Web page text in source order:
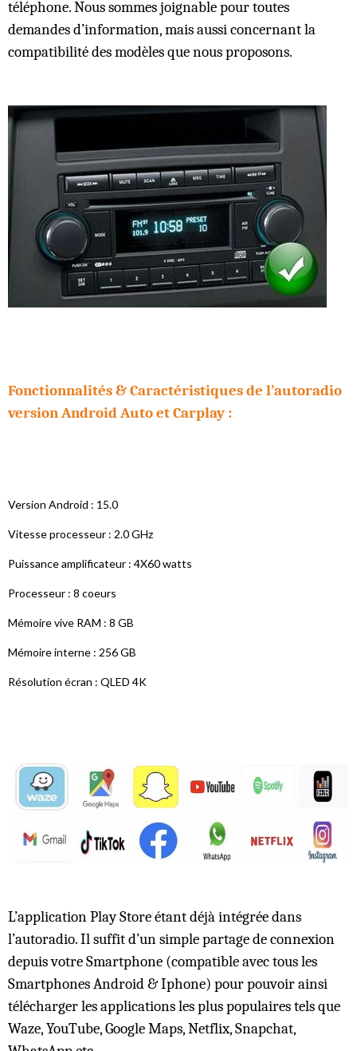
téléphone. Nous sommes joignable pour toutes
demandes d’information, mais aussi concernant la
compatibilité des modèles que nous proposons.
Fonctionnalités & Caractéristiques de l’autoradio
version Android Auto et Carplay :
Version Android : 15.0
Vitesse processeur : 2.0 GHz
Puissance amplificateur : 4X60 watts
Processeur : 8 coeurs
Mémoire vive RAM : 8 GB
Mémoire interne : 256 GB
Résolution écran : QLED 4K
L’application Play Store étant déjà intégrée dans
l’autoradio. Il suffit d’un simple partage de connexion
depuis votre Smartphone (compatible avec tous les
Smartphones Android & Iphone) pour pouvoir ainsi
télécharger les applications les plus populaires tels que
Waze, YouTube, Google Maps, Netflix, Snapchat,